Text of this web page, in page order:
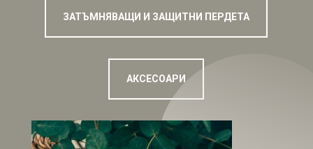
ЗАТЪМНЯВАЩИ И ЗАЩИТНИ ПЕРДЕТА
AКСЕСОАРИ